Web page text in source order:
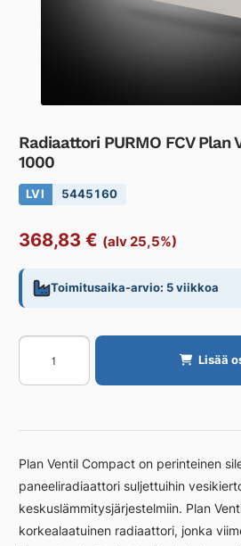
Radiaattori PURMO FCV Plan
1000
LVI 5445160
368,83 € (alv 25,5%)
Toimitusaika-arvio: 5 viikkoa
Radiaattori
PURMO
FCV
Ventil
600
1000
määrä
Lisää
Plan Ventil Compact on perinteinen
paneeliradiaattori suljettuihin
keskuslämmitysjärjestelmiin. Plan
korkealaatuinen radiaattori, jonka